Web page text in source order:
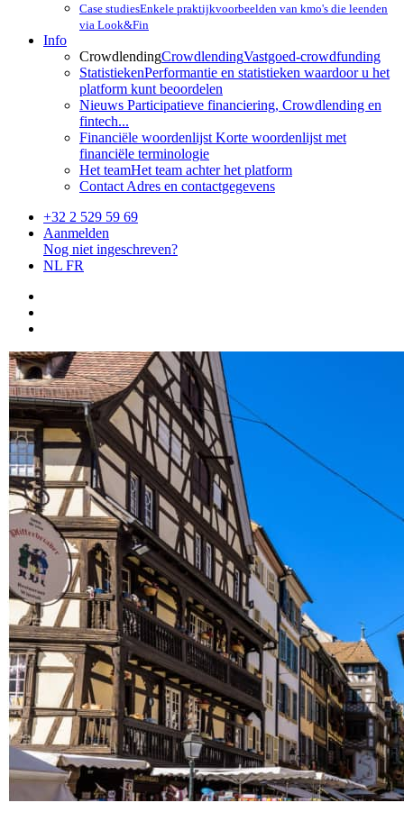
Case studiesEnkele praktijkvoorbeelden van kmo's die leenden
via Look&Fin
Info
CrowdlendingCrowdlendingVastgoed-crowdfunding
StatistiekenPerformantie en statistieken waardoor u het
platform kunt beoordelen
Nieuws Participatieve financiering, Crowdlending en
fintech...
Financiële woordenlijst Korte woordenlijst met
financiële terminologie
Het teamHet team achter het platform
Contact Adres en contactgegevens
+32 2 529 59 69
Aanmelden
Nog niet ingeschreven?
NL FR